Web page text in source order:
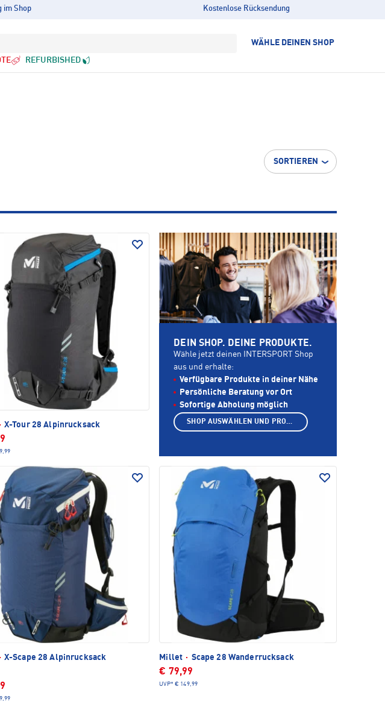
im Shop Kostenlose Rücksendung
WÄHLE DEINEN SHOP
REFURBISHED
SORTIEREN
· X-Tour 28 Alpinrucksack
· X-Scape 28 Alpinrucksack
Millet · Scape 28 Wanderrucksack
€ 79,99
UVP* € 149,99
DEIN SHOP. DEINE PRODUKTE.
Wähle jetzt deinen INTERSPORT Shop
aus und erhalte:
Verfügbare Produkte in deiner Nähe
Persönliche Beratung vor Ort
Sofortige Abholung möglich
SHOP AUSWÄHLEN UND PRODUKTE ANZEIGEN